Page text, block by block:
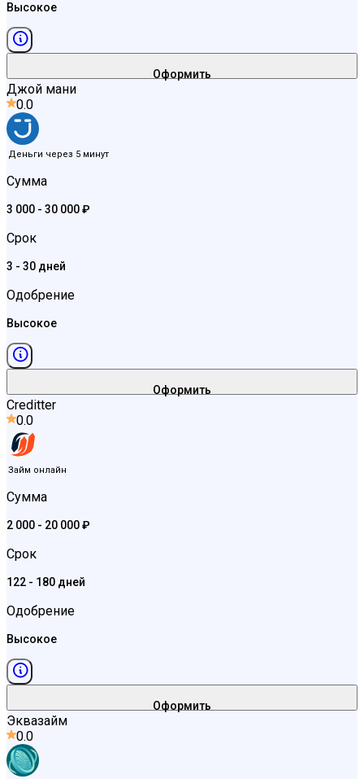
Высокое
Оформить
Джой мани
0.0
Деньги через 5 минут
Сумма
3 000 - 30 000 ₽
Срок
3 - 30 дней
Одобрение
Высокое
Оформить
Creditter
0.0
Займ онлайн
Сумма
2 000 - 20 000 ₽
Срок
122 - 180 дней
Одобрение
Высокое
Оформить
Эквазайм
0.0